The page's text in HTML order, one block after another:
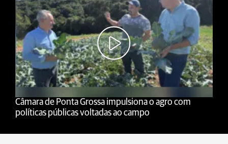
Câmara de Ponta Grossa impulsiona o agro com
políticas públicas voltadas ao campo